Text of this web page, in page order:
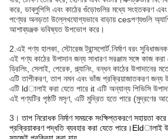
করে, ডাব্লুপিসি এবং কাঠের গুঁড়োগুলির মধ্যে সংহতকরণ
পণ্যের অনড়তা উল্লেখযোগ্যভাবে বাড়ায় cesপণ্যগুলি
আশাব্যঞ্জক ভবিষ্যত উপভোগ করে।
2.এই পণ্য হালকা, স্টোরেজ ট্রান্সপোর্ট.নির্মাণ বরং সুবিধাজনক
এই পণ্য কাঠের উপাদান জন্য সাধারণ সরঞ্জাম সঙ্গে কাজ করা
ড্রিলিং, সেলাই, পেরেক, প্ল্যানিং, বন্ধন কাঠের উপাদানের
এটি তাপীকরণ, তাপ নমন এবং ভাঁজ প্রক্রিয়াজাতকরণ
এটি ldালাই করা যেতে পারে it এটি অন্যান্য পিভিসি
এই পণ্যটির পৃষ্ঠটি মসৃণ, এটি মুদ্রিত হতে পারে (মুদ্রণের
3।তাপ নিরোধক নির্মাণ সময়কে সংক্ষিপ্তকরণে সহায়তা
প্রক্রিয়াকরণ পদ্ধতি ব্যবহার করা যেতে পারে।Eldালাই